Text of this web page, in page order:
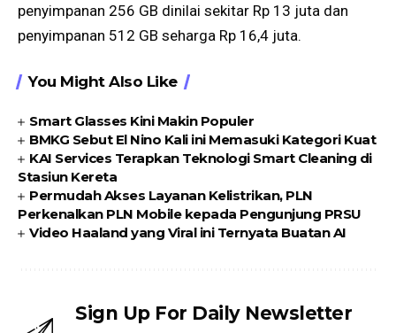
penyimpanan 256 GB dinilai sekitar Rp 13 juta dan
penyimpanan 512 GB seharga Rp 16,4 juta.
You Might Also Like
Smart Glasses Kini Makin Populer
BMKG Sebut El Nino Kali ini Memasuki Kategori Kuat
KAI Services Terapkan Teknologi Smart Cleaning di
Stasiun Kereta
Permudah Akses Layanan Kelistrikan, PLN
Perkenalkan PLN Mobile kepada Pengunjung PRSU
Video Haaland yang Viral ini Ternyata Buatan AI
Sign Up For Daily Newsletter